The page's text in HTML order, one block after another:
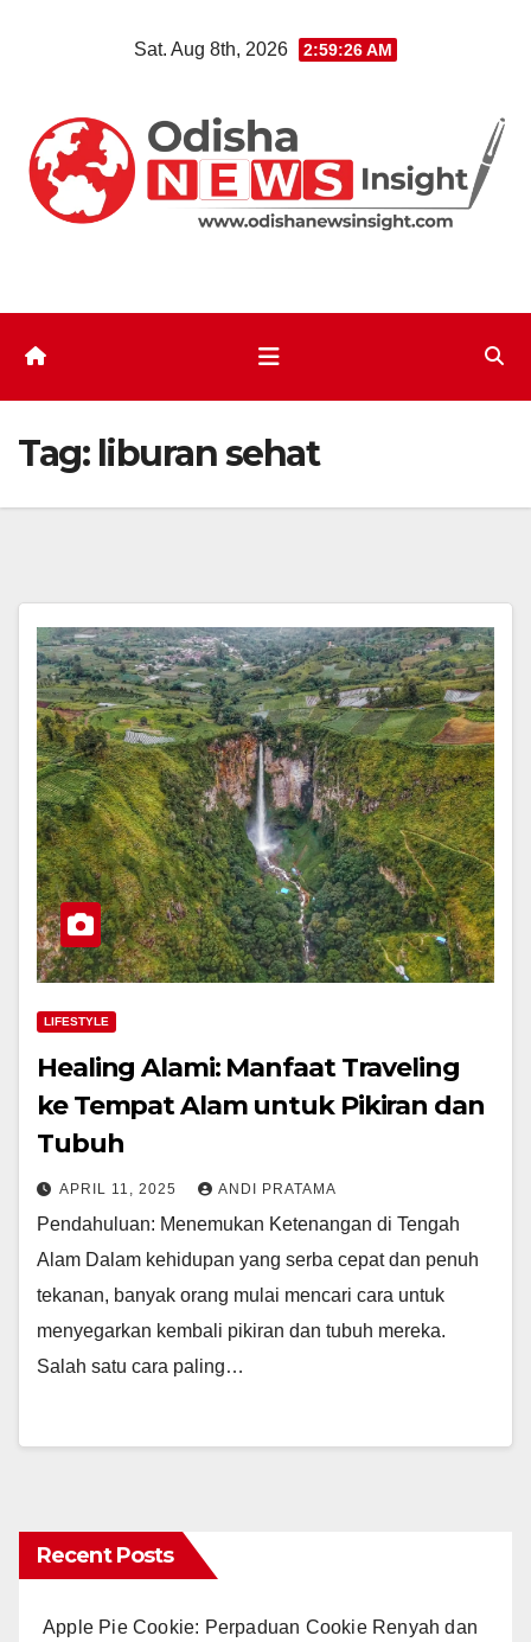
Sat. Aug 8th, 2026 2:59:27 AM
Tag: liburan sehat
LIFESTYLE
Healing Alami: Manfaat Traveling
ke Tempat Alam untuk Pikiran dan
Tubuh
APRIL 11, 2025 ANDI PRATAMA
Pendahuluan: Menemukan Ketenangan di Tengah
Alam Dalam kehidupan yang serba cepat dan penuh
tekanan, banyak orang mulai mencari cara untuk
menyegarkan kembali pikiran dan tubuh mereka.
Salah satu cara paling…
Recent Posts
Apple Pie Cookie: Perpaduan Cookie Renyah dan